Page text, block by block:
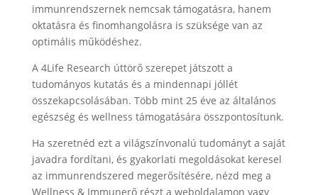
immunrendszernek nemcsak támogatásra, hanem
oktatásra és finomhangolásra is szüksége van az
optimális működéshez.
A 4Life Research úttörő szerepet játszott a
tudományos kutatás és a mindennapi jóllét
összekapcsolásában. Több mint 25 éve az általános
egészség és wellness támogatására összpontosítunk.
Ha szeretnéd ezt a világszínvonalú tudományt a saját
javadra fordítani, és gyakorlati megoldásokat keresel
az immunrendszered megerősítésére, nézd meg a
Wellness & Immunerő részt a weboldalamon vagy